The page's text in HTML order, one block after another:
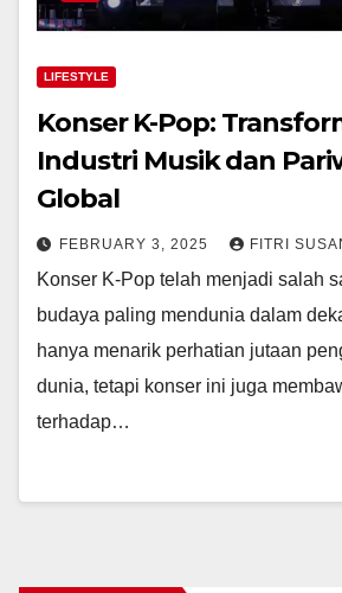
LIFESTYLE
Konser K-Pop:
Industri Musik dan
Global
FEBRUARY 3, 2025 FITRI
Konser K-Pop telah menjadi salah
budaya paling mendunia dalam
hanya menarik perhatian jutaan
dunia, tetapi konser ini juga
terhadap…